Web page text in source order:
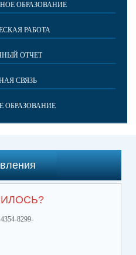
ОБРАЗОВАНИЕ
РАБОТА
ОТЧЕТ
СВЯЗЬ
ОБРАЗОВАНИЕ